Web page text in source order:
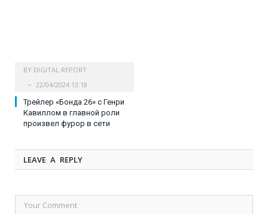
BY DIGITAL REPORT
22/04/2024 13:18
Трейлер «Бонда 26» с Генри
Кавиллом в главной роли
произвел фурор в сети
LEAVE A REPLY